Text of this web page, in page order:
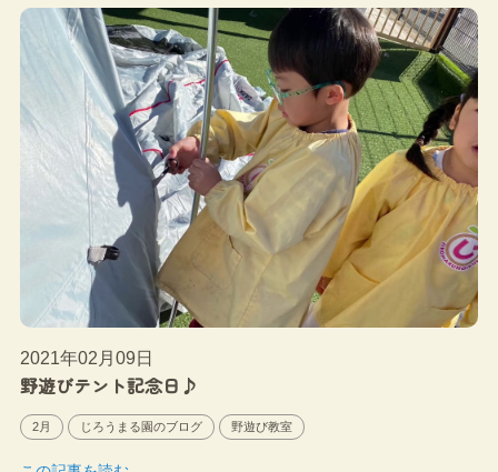
2021年02月09日
野遊びテント記念日♪
2月 じろうまる園のブログ 野遊び教室